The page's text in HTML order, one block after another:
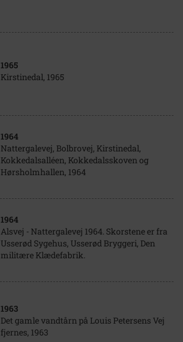
1965
Kirstinedal, 1965
1964
Nattergalevej, Bolbrovej, Kirstinedal,
Kokkedalsalléen, Kokkedalsskoven og
Hørsholmhallen, 1964
1964
Alsvej - Nattergalevej 1964. Skorstene er fra
Usserød Sygehus, Usserød Bryggeri, Den
militære Klædefabrik.
1963
Det gamle vandtårn på Louis Petersens Vej
fjernes, 1963